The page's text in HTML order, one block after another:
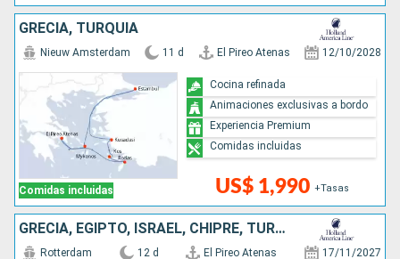
GRECIA, TURQUÍA
Comidas incluidas
Nieuw Amsterdam 11 d El Pireo Atenas 12/10/2028
US$ 1,990 +Tasas
Cocina refinada
Animaciones exclusivas a bordo
Experiencia Premium
Comidas incluidas
GRECIA, EGIPTO, ISRAEL, CHIPRE, TURQUÍA
Rotterdam 12 d El Pireo Atenas 17/11/2027